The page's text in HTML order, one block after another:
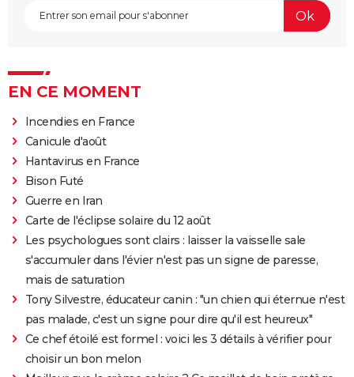
EN CE MOMENT
Incendies en France
Canicule d'août
Hantavirus en France
Bison Futé
Guerre en Iran
Carte de l'éclipse solaire du 12 août
Les psychologues sont clairs : laisser la vaisselle sale
s'accumuler dans l'évier n'est pas un signe de paresse,
mais de saturation
Tony Silvestre, éducateur canin : "un chien qui éternue n'est
pas malade, c'est un signe pour dire qu'il est heureux"
Ce chef étoilé est formel : voici les 3 détails à vérifier pour
choisir un bon melon